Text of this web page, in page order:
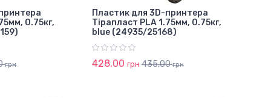
0.75кг,
грн
Пластик для 3D-принтера
Тірапласт PLA 1.75мм, 0.75кг,
blue (24935/25168)
428,00 грн435,00грн